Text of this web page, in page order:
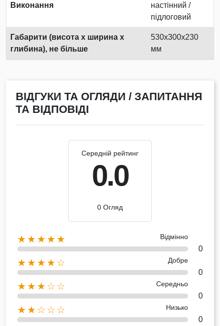
Виконання
настінний /
підлоговий
Габарити (висота х ширина х
глибина), не більше
530x300x230
мм
ВІДГУКИ ТА ОГЛЯДИ / ЗАПИТАННЯ
ТА ВІДПОВІДІ
Середній рейтинг
0.0
0 Огляд
★★★★★ Відмінно
0
★★★★☆ Добре
0
★★★☆☆ Середньо
0
★★☆☆☆ Низько
0